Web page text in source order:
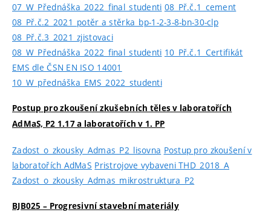
07_W_Přednáška_2022_final_studenti 08_Př.č.1_cement
08_Př.č.2_2021_potěr a stěrka_bp-1-2-3-8-bn-30-clp
08_Př.č.3_2021_zjistovaci
08_W_Přednáška_2022_final_studenti 10_Př.č.1_Certifikát
EMS dle ČSN EN ISO 14001
10_W_přednáška_EMS_2022_studenti
Postup pro zkoušení zkušebních těles v laboratořích
AdMaS, P2 1.17 a laboratořích v 1. PP
Zadost_o_zkousky_Admas_P2_lisovna Postup pro zkoušení v
laboratořích AdMaS Pristrojove vybaveni THD_2018_A
Zadost_o_zkousky_Admas_mikrostruktura_P2
BJB025 – Progresivní stavební materiály